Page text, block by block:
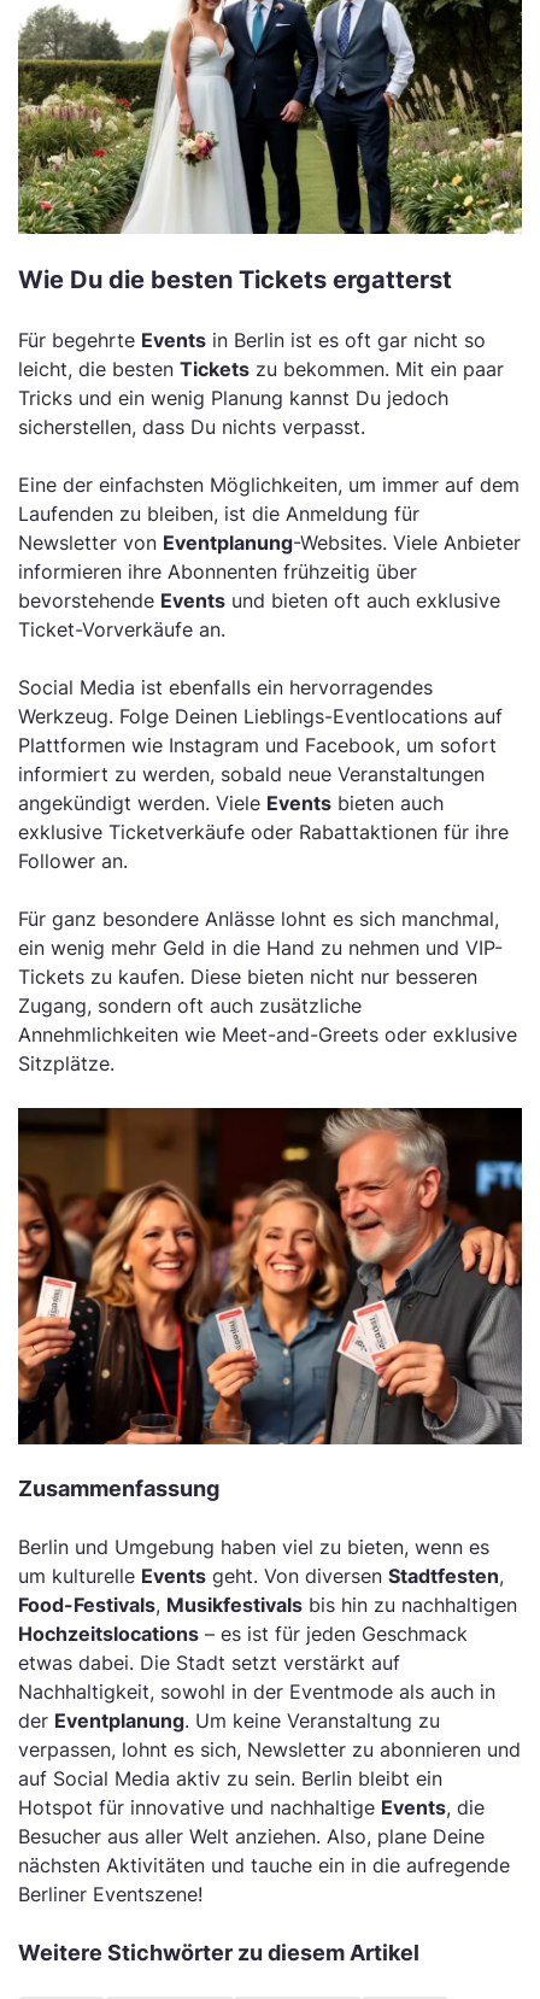
Wie Du die besten Tickets ergatterst
Für begehrte Events in Berlin ist es oft gar nicht so
leicht, die besten Tickets zu bekommen. Mit ein paar
Tricks und ein wenig Planung kannst Du jedoch
sicherstellen, dass Du nichts verpasst.
Eine der einfachsten Möglichkeiten, um immer auf dem
Laufenden zu bleiben, ist die Anmeldung für
Newsletter von Eventplanung-Websites. Viele Anbieter
informieren ihre Abonnenten frühzeitig über
bevorstehende Events und bieten oft auch exklusive
Ticket-Vorverkäufe an.
Social Media ist ebenfalls ein hervorragendes
Werkzeug. Folge Deinen Lieblings-Eventlocations auf
Plattformen wie Instagram und Facebook, um sofort
informiert zu werden, sobald neue Veranstaltungen
angekündigt werden. Viele Events bieten auch
exklusive Ticketverkäufe oder Rabattaktionen für ihre
Follower an.
Für ganz besondere Anlässe lohnt es sich manchmal,
ein wenig mehr Geld in die Hand zu nehmen und VIP-
Tickets zu kaufen. Diese bieten nicht nur besseren
Zugang, sondern oft auch zusätzliche
Annehmlichkeiten wie Meet-and-Greets oder exklusive
Sitzplätze.
Zusammenfassung
Berlin und Umgebung haben viel zu bieten, wenn es
um kulturelle Events geht. Von diversen Stadtfesten,
Food-Festivals, Musikfestivals bis hin zu nachhaltigen
Hochzeitslocations – es ist für jeden Geschmack
etwas dabei. Die Stadt setzt verstärkt auf
Nachhaltigkeit, sowohl in der Eventmode als auch in
der Eventplanung. Um keine Veranstaltung zu
verpassen, lohnt es sich, Newsletter zu abonnieren und
auf Social Media aktiv zu sein. Berlin bleibt ein
Hotspot für innovative und nachhaltige Events, die
Besucher aus aller Welt anziehen. Also, plane Deine
nächsten Aktivitäten und tauche ein in die aufregende
Berliner Eventszene!
Weitere Stichwörter zu diesem Artikel